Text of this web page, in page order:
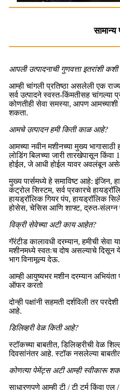
सामान्य
आपली उत्पादनाची गुणवत्ता इतरांशी
आम्ही चांगली प्रतिष्ठा असलेली एक
सर्व उत्पादने स्वस्त-किंमतीसह चांगल्या
कोणतीही सेवा समस्या, आपण
शकता.
आमचे उत्पादन हमी किती काळ आहे?
आमच्या नवीन मशीनच्या मुख्य
लोडिंग बिलच्या जारी तारखेपासून
होईल, जे आधी होईल यावर अवलंबून
मुख्य पार्समध्ये हे समाविष्ट आहे: इंजिन,
कंट्रोल सिस्टम, सर्व प्रकारचे
हायड्रॉलिक गियर पंप, हायड्रॉलिक
होसेस, चेसिस आणि शाफ्ट, द्रुत-संलग्न
विक्री सेवेच्या अटी काय आहेत?
गॅरंटीड कालावधी दरम्यान, हमीची सेवा
मशीनमध्ये स्वतःच दोष असल्याचे
भाग विनामूल्य देऊ.
आम्ही आयुष्यभर मशीन दरम्यान अभियंता
ऑफर करतो
दोन्ही पक्षांनी सहमती दर्शविली तर
आहे.
डिलिव्हरी वेळ किती आहे?
स्टॉकच्या बाबतीत, डिलिव्हरीची वेळ
दिवसांनंतर आहे. स्टॉक नसलेल्या
कोणत्या पेमेंट्स अटी आम्ही स्वीकारू
साधारणपणे आम्ही टी / टी टर्म किंवा एल